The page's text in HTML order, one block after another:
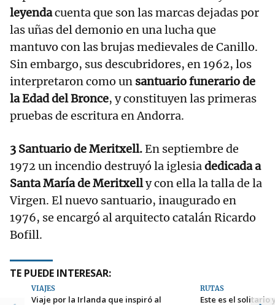
leyendacuenta que son las marcas dejadas por
las uñas del demonio en una lucha que
mantuvo con las brujas medievales de Canillo.
Sin embargo, sus descubridores, en 1962, los
interpretaron como un santuario funerario de
la Edad del Bronce, y constituyen las primeras
pruebas de escritura en Andorra.
3 Santuario de Meritxell.En septiembre de
1972 un incendio destruyó la iglesiadedicada a
Santa María de Meritxelly con ella la talla de la
Virgen. El nuevo santuario, inaugurado en
1976, se encargó al arquitecto catalán Ricardo
Bofill.
TE PUEDE INTERESAR:
VIAJES
Viaje por la Irlanda que inspiró al
RUTAS
Este es el solitario